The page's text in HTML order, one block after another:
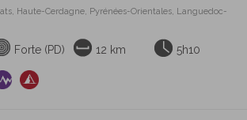
Haute-Cerdagne, Pyrénées-Orientales, Languedoc-
Forte (PD) 12 km 5h10